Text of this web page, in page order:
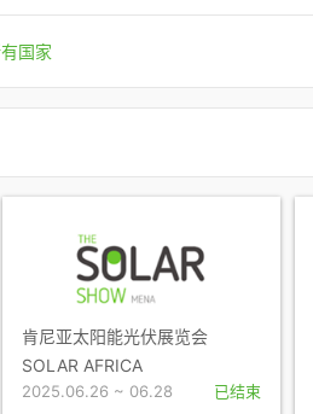
国家
肯尼亚太阳能光伏展览会
SOLAR AFRICA
2025.06.26 ~ 06.28 已结束